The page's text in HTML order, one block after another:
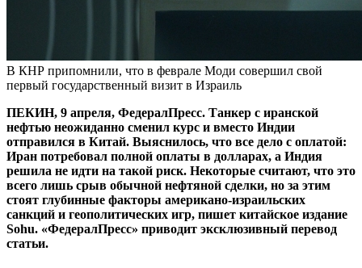
В КНР припомнили, что в феврале Моди совершил свой
первый государственный визит в Израиль
ПЕКИН, 9 апреля, ФедералПресс. Танкер с иранской
нефтью неожиданно сменил курс и вместо Индии
отправился в Китай. Выяснилось, что все дело с оплатой:
Иран потребовал полной оплаты в долларах, а Индия
решила не идти на такой риск. Некоторые считают, что это
всего лишь срыв обычной нефтяной сделки, но за этим
стоят глубинные факторы американо-израильских
санкций и геополитических игр, пишет китайское издание
Sohu. «ФедералПресс» приводит эксклюзивный перевод
статьи.